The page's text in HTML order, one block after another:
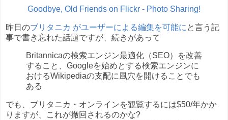
Goodbye, Old Friends on Flickr - Photo Sharing!
昨日のブリタニカ がユーザーによる編集を可能に と言う記
事で書き忘れた話題ですが、続きがあって
Britannicaの検索エンジン最適化（SEO）を改善
すること、Googleを始めとする検索エンジンに
おけるWikipediaの支配に風穴を開けることでも
ある
でも、ブリタニカ・オンラインを観覧するには$50/年かか
りますが、これが撤回されるのかな?